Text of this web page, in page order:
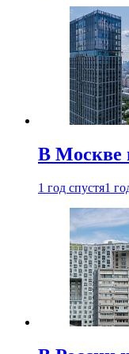
В Москве
1 год спустя1